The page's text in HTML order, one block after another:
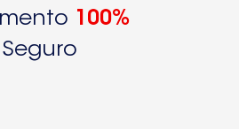
100%
Seguro